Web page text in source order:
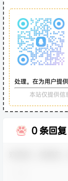
处理。在为用户提
本站仅提供信
0 条回复